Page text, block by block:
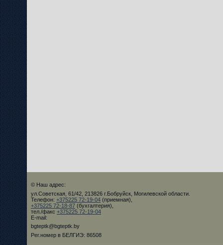
© Наш адрес:
ул.Советская, 61/42, 213826 г.Бобруйск, Могилевской области.
Телефон: +375225 72-19-04 (приемная),
+375225 72-18-87 (бухгалтерия),
тел./факс +375225 72-19-04
E-mail:
bgteptk@bgteptk.by
Рег.номер в БЕЛГИЭ: 86508